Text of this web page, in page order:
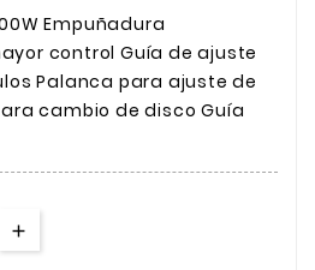
Empuñadura
control Guía de ajuste
Palanca para ajuste de
cambio de disco Guía